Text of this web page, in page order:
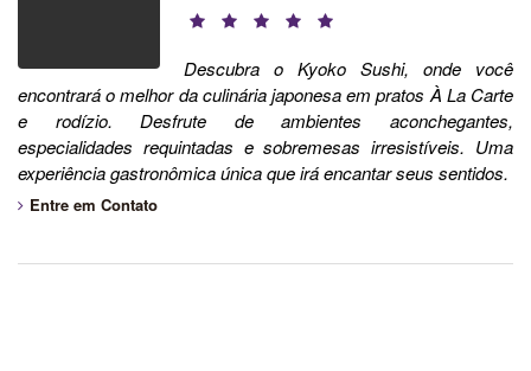
Descubra o Kyoko Sushi, onde você
encontrará o melhor da culinária japonesa em pratos À La Carte
e rodízio. Desfrute de ambientes aconchegantes,
especialidades requintadas e sobremesas irresistíveis. Uma
experiência gastronômica única que irá encantar seus sentidos.
Entre em Contato